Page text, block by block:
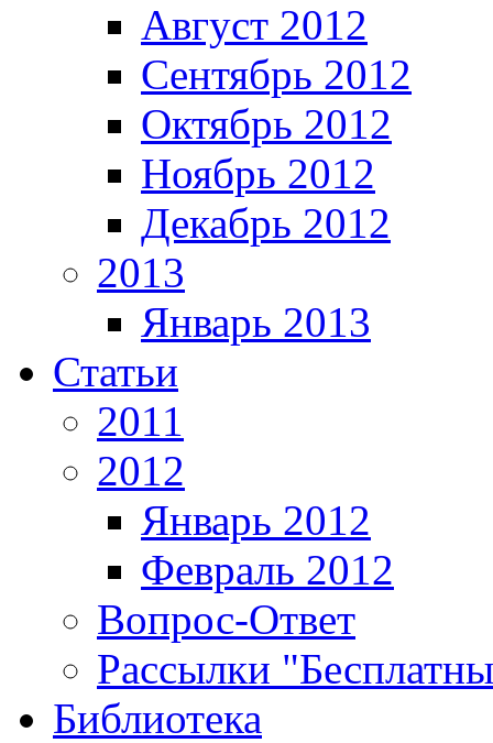
Август 2012
Сентябрь 2012
Октябрь 2012
Ноябрь 2012
Декабрь 2012
2013
Январь 2013
Статьи
2011
2012
Январь 2012
Февраль 2012
Вопрос-Ответ
Рассылки
Библиотека